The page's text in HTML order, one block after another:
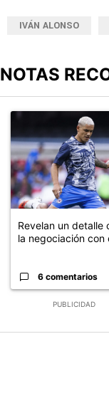
IVÁN ALONSO
NOTAS
PUBLICIDAD
Un artículo de
Revelan un detalle
la negociación con
6 comentarios